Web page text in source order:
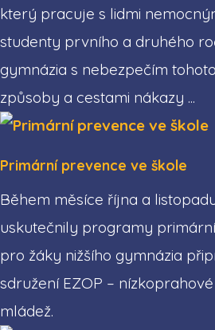
který pracuje s lidmi
studenty prvního a druhého
gymnázia s nebezpečím
způsoby a cestami nákazy ...
Primární prevence ve škole
Během měsíce října a
uskutečnily programy
pro žáky nižšího gymnázia
sdružení EZOP –
mládež.